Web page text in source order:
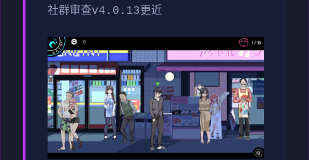
社群审查v4.0.13更近